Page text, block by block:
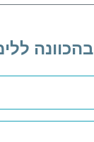
בהכוונה